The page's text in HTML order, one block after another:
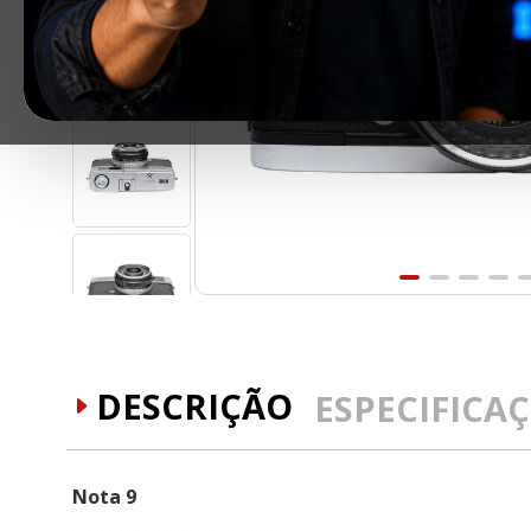
DESCRIÇÃO
Nota 9